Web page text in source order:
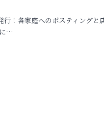
行！各家庭へのポスティングと
…